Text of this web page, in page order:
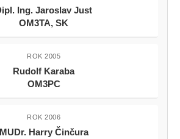
Ing. Jaroslav Just
OM3TA, SK
ROK 2005
Rudolf Karaba
OM3PC
ROK 2006
MUDr. Harry Činčura